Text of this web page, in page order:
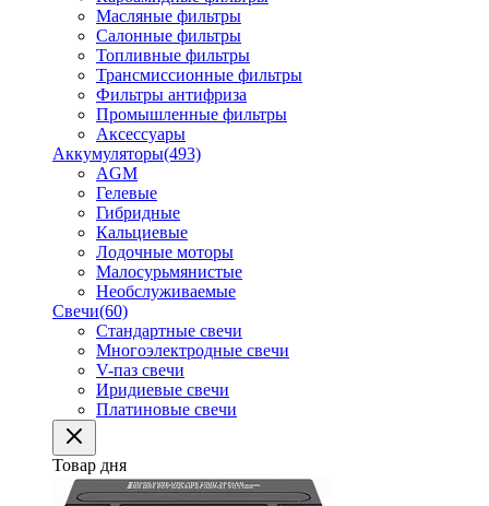
Масляные фильтры
Салонные фильтры
Топливные фильтры
Трансмиссионные фильтры
Фильтры антифриза
Промышленные фильтры
Аксессуары
Аккумуляторы(493)
AGM
Гелевые
Гибридные
Кальциевые
Лодочные моторы
Малосурьмянистые
Необслуживаемые
Свечи(60)
Стандартные свечи
Многоэлектродные свечи
V-паз свечи
Иридиевые свечи
Платиновые свечи
Товар дня